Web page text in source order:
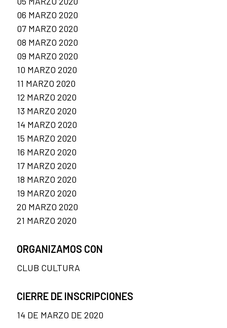
06 MARZO 2020
07 MARZO 2020
08 MARZO 2020
09 MARZO 2020
10 MARZO 2020
11 MARZO 2020
12 MARZO 2020
13 MARZO 2020
14 MARZO 2020
15 MARZO 2020
16 MARZO 2020
17 MARZO 2020
18 MARZO 2020
19 MARZO 2020
20 MARZO 2020
21 MARZO 2020
ORGANIZAMOS CON
CLUB CULTURA
CIERRE DE INSCRIPCIONES
14 DE MARZO DE 2020